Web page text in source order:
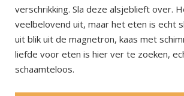
verschrikking. Sla deze alsjeblieft over.
veelbelovend uit, maar het eten is echt
uit blik uit de magnetron, kaas met
liefde voor eten is hier ver te zoeken,
schaamteloos.